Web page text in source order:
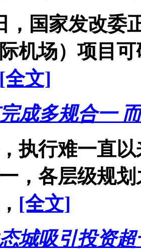
，国家发改委
机场）项目
全文]
成多规合一
执行难一直
，各层级规
[全文]
城吸引投资